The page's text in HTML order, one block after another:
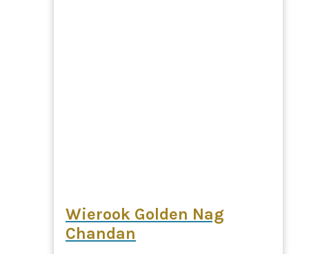
Wierook Golden Nag
Chandan